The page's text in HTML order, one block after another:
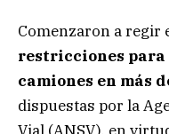
Comenzaron a regir
restricciones
camiones en más
dispuestas por la